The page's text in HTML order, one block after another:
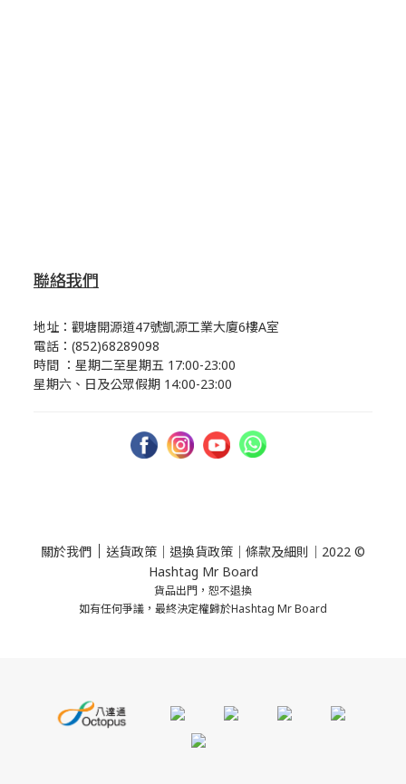
聯絡我們
地址：觀塘開源道47號凱源工業大廈6樓A室
電話：(852)68289098
時間 ：星期二至星期五 17:00-23:00
星期六、日及公眾假期 14:00-23:00
關於我們 送貨政策 ｜ 退換貨政策 ｜ 條款及細則 ｜2022 ©
Hashtag Mr Board
貨品出門，恕不退換
如有任何爭議，最終決定權歸於Hashtag Mr Board